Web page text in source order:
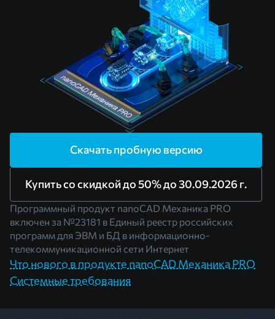
Скачать пробную версию
Купить со скидкой до 50% до 30.09.2026 г.
Программный продукт nanoCAD Механика PRO
включен за №23181 в Единый реестр российских
программ для ЭВМ и БД в информационно-
телекоммуникационной сети Интернет
Что нового в продукте nanoCAD Механика PRO
Системные требования